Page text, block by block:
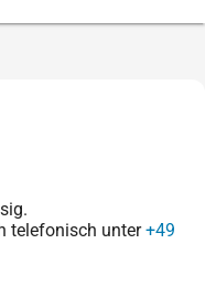
telefonisch unter+49